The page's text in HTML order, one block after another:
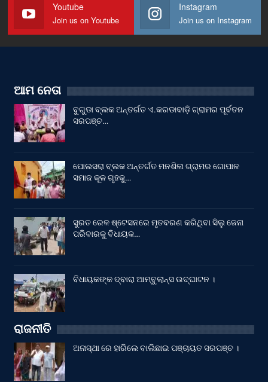
Youtube
Join us on Youtube
Instagram
Join us on Instagram
ଆମ ନେତା
ବୁଗୁଡା ବ୍ଲକ ଅନ୍ତର୍ଗତ ଏ.କରଡାବାଡ଼ି ଗ୍ରାମର ପୂର୍ବତନ
ସରପଞ୍ଚ…
ପୋଲସରା ବ୍ଲକ ଅନ୍ତର୍ଗତ ମନଶିଳା ଗ୍ରାମର ଗୋପାଳ
ସମାଜ କୂଳ ଗୃହକୁ…
ସୁରତ ରେଳ ଷ୍ଟେସନରେ ମୃତବରଣ କରିଥିବା ସିଲୁ ଜେନା
ପରିବାରକୁ ବିଧାୟକ…
ବିଧାୟକଙ୍କ ଦ୍ବାରା ଆମ୍ବୁଲାନ୍ସ ଉଦ୍‌ଘାଟନ ।
ରାଜନୀତି
ଅନାସ୍ଥା ରେ ହାରିଲେ ବାଲିଛାଇ ପଞ୍ଚାୟତ ସରପଞ୍ଚ ।